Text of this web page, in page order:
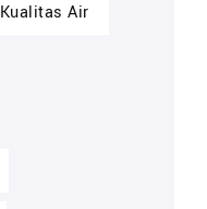
Kualitas Air